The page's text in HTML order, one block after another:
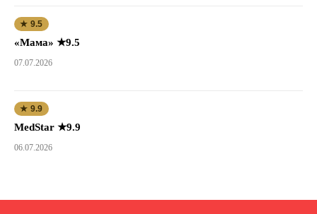
★ 9.5
«Мама» ★9.5
07.07.2026
★ 9.9
MedStar ★9.9
06.07.2026